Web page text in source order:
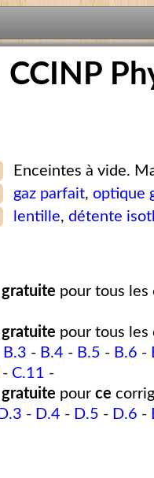
CCINP
Enceintes à vide.
gaz parfait,optique
lentille,détente
gratuite pour tous les
gratuite pour tous les
B.3 - B.4 - B.5 - B.6 -
- C.11 -
gratuite pour ce
D.3 - D.4 - D.5 - D.6 -